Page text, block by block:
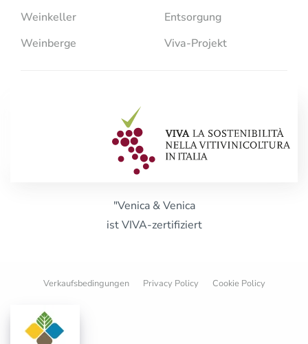
Weinkeller
Weinberge
Entsorgung
Viva-Projekt
"Venica & Venica
ist VIVA-zertifiziert
Verkaufsbedingungen Privacy Policy Cookie Policy